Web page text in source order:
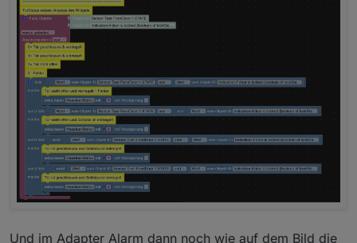
Und im Adapter Alarm dann noch wie auf dem Bild die